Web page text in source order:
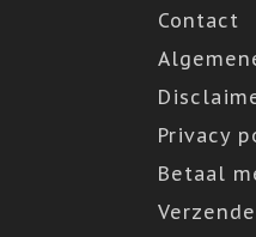
Contact
Privacy
Betaal